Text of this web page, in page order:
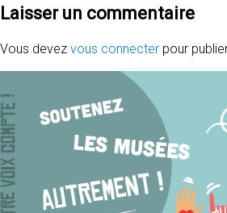
Laisser un commentaire
Vous devez vous connecter pour